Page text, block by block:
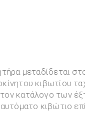
μεταδίδεται
κιβωτίου
κατάλογο των
κιβώτιο